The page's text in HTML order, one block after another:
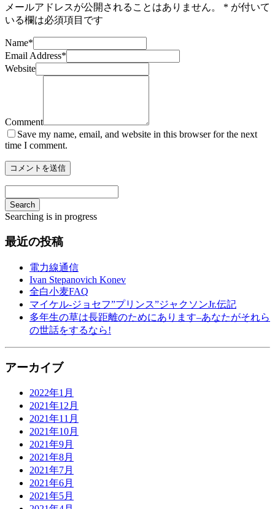
メールアドレスが公開されることはありません。 * が付いて
いる欄は必須項目です
Name*
Email Address*
Website
Comment
Save my name, email, and website in this browser for the next
time I comment.
Search
Searching is in progress
最近の投稿
電力線通信
Ivan Stepanovich Konev
全白小麦FAQ
マイケル-ジョセフ”プリンス”ジャクソンJr.伝記
多年生の草は長距離のためにあります–あなたがそれら
の世話をするなら!
アーカイブ
2022年1月
2021年12月
2021年11月
2021年10月
2021年9月
2021年8月
2021年7月
2021年6月
2021年5月